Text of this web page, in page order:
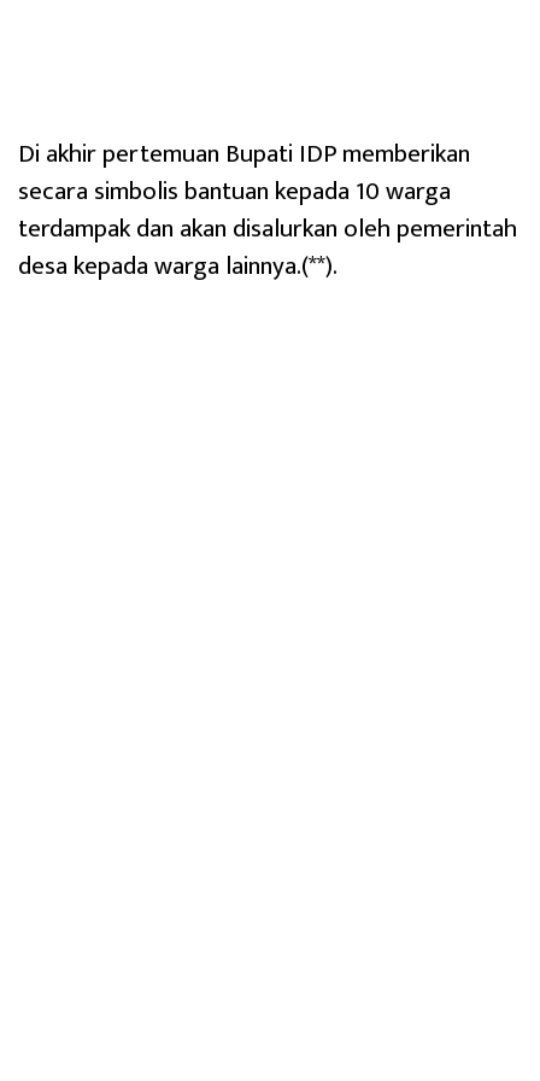
Di akhir pertemuan Bupati IDP memberikan
secara simbolis bantuan kepada 10 warga
terdampak dan akan disalurkan oleh pemerintah
desa kepada warga lainnya.(**).